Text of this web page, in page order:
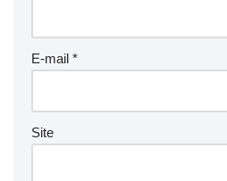
E-mail *
Site